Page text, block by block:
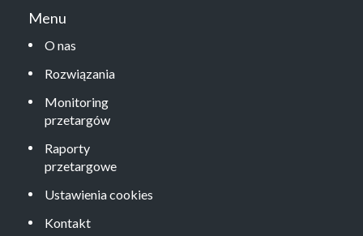
Menu
O nas
Rozwiązania
Monitoring
przetargów
Raporty
przetargowe
Ustawienia cookies
Kontakt